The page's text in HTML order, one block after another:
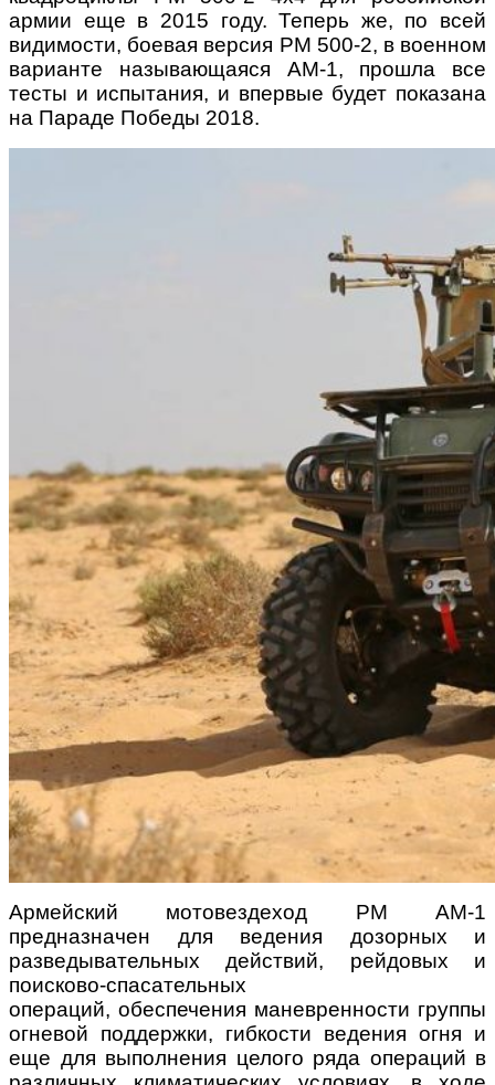
армии еще в 2015 году. Теперь же, по всей
видимости, боевая версия РМ 500-2, в военном
варианте называющаяся АМ-1, прошла все
тесты и испытания, и впервые будет показана
на Параде Победы 2018.
Армейский мотовездеход РМ АМ-1
предназначен для ведения дозорных и
разведывательных действий, рейдовых и
поисково-спасательных
операций, обеспечения маневренности группы
огневой поддержки, гибкости ведения огня и
еще для выполнения целого ряда операций в